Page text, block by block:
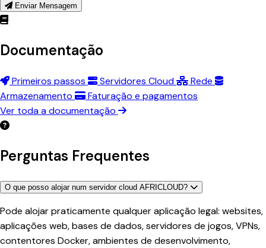
Enviar Mensagem
Documentação
Primeiros passos Servidores Cloud
Rede
Armazenamento
Faturação e pagamentos
Ver toda a documentação
Perguntas Frequentes
O que posso alojar num servidor cloud AFRICLOUD?
Pode alojar praticamente qualquer aplicação legal: websites,
aplicações web, bases de dados, servidores de jogos, VPNs,
contentores Docker, ambientes de desenvolvimento,